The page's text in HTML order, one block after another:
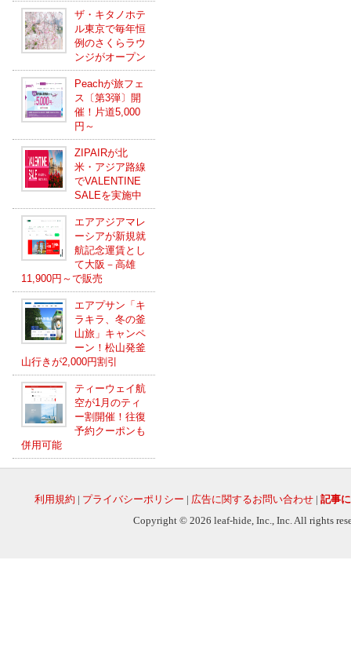
ザ・キタノホテ
ル東京で毎年恒
例のさくらラウ
ンジがオープン
Peachが旅フェ
ス〔第3弾〕開
催！片道5,000
円～
ZIPAIRが北
米・アジア路線
でVALENTINE
SALEを実施中
エアアジアマレ
ーシアが新規就
航記念運賃とし
て大阪－高雄
11,900円～で販売
エアプサン「キ
ラキラ、冬の釜
山旅」キャンペ
ーン！松山発釜
山行きが2,000円割引
ティーウェイ航
空が1月のティ
ー割開催！往復
予約クーポンも
併用可能
利用規約 | プライバシーポリシー | 広告に関するお問い合わせ | 記事
Copyright © 2026 leaf-hide, Inc., Inc. All rights